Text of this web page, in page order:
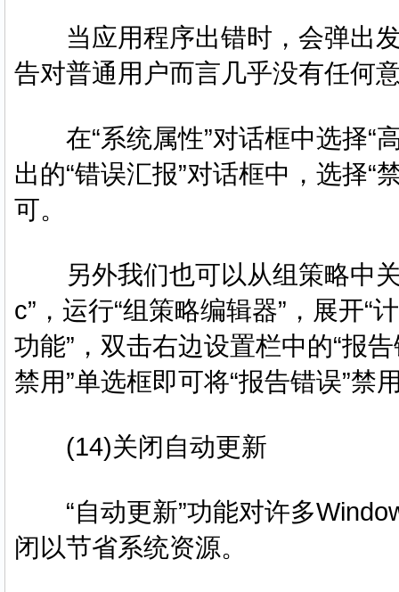
当应用程序出错时，会弹出发
告对普通用户而言几乎没有任何
在“系统属性”对话框中选择“高
出的“错误汇报”对话框中，选择“
可。
另外我们也可以从组策略中关
c”，运行“组策略编辑器”，展
功能”，双击右边设置栏中的“报
禁用”单选框即可将“报告错误”禁
(14)关闭自动更新
“自动更新”功能对许多
闭以节省系统资源。